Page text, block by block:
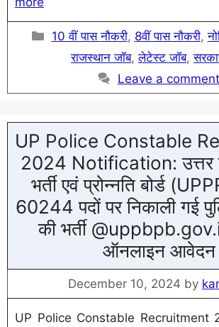
Categories
10 वीं पास नौकरी, 8वीं पास नौकरी,
राजस्थान जॉब,लेटेस्ट जॉब,
Leave a comment
UP Police Constable
2024 Notification: उत्तर
भर्ती एवं प्रोन्नति बोर्ड
60244 पदों पर निकाली गई
की भर्ती
ऑनलाइन आवेदन
December 10, 2024 by
UP Police Constable Recruitment